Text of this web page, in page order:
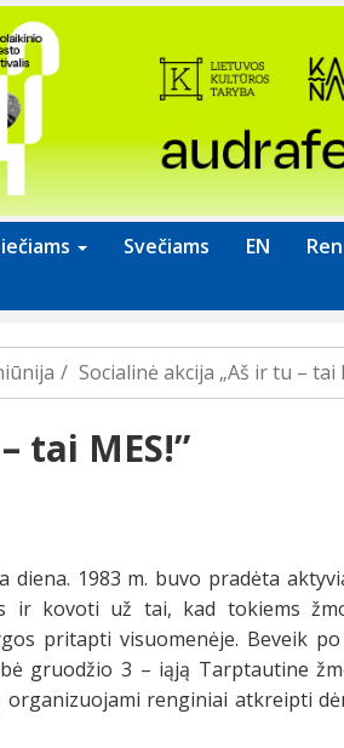
Svečiams EN
Socialinė akcija „Aš ir tu – tai
tai MES!”
1983 m. buvo pradėta
ir kovoti už tai, kad tokiems
pritapti visuomenėje. Beveik
gruodžio 3 – iąją Tarptautine
renginiai atkreipti